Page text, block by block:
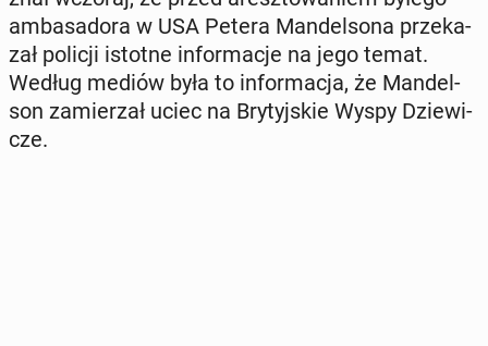
am­ba­sa­do­ra w USA Petera Man­del­so­na prze­ka­
zał policji istotne in­for­ma­cje na jego temat.
Według mediów była to in­for­ma­cja, że Man­del­
son za­mie­rzał uciec na Bry­tyj­skie Wyspy Dzie­wi­
cze.